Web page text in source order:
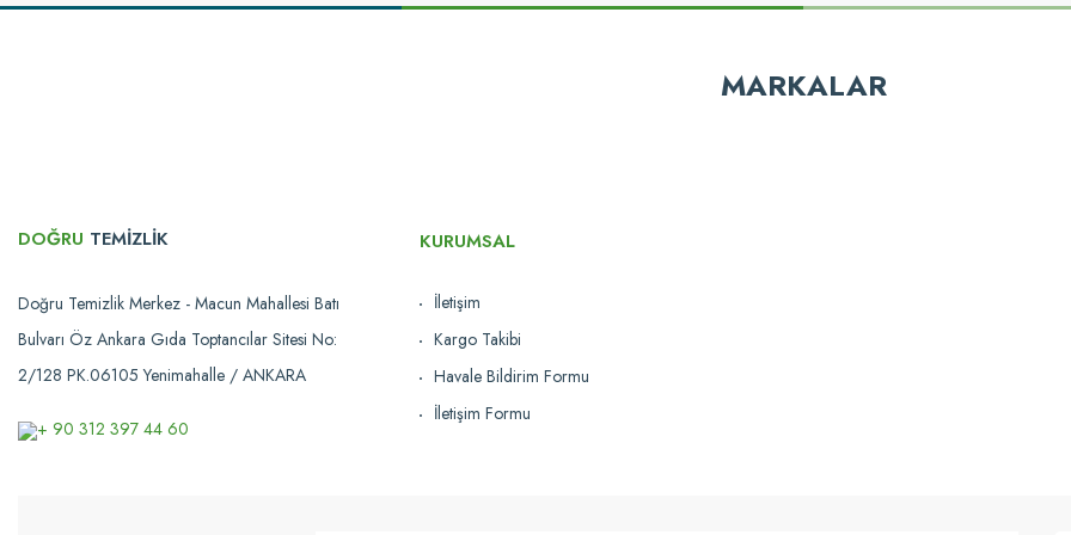
Ürün bilgilerinde hatalar bulunuyor.
270,35 TL
Ansell AlphaTec® Solvex® 37-185 Eldiven
MARKALAR
DOĞRU TEMİZLİK
Doğru Temizlik Merkez - Macun Mahallesi Batı
Bulvarı Öz Ankara Gıda Toptancılar Sitesi No:
2/128 PK.06105 Yenimahalle / ANKARA
+ 90 312 397 44 60
KURUMSAL
İletişim
Kargo Takibi
Havale Bildirim Formu
İletişim Formu